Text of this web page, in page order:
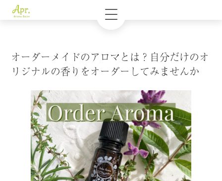
オーダーメイドのアロマとは？自分だけのオ
リジナルの香りをオーダーしてみませんか